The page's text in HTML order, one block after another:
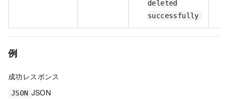
deleted
successfully
例
成功レスポンス
JSON JSON